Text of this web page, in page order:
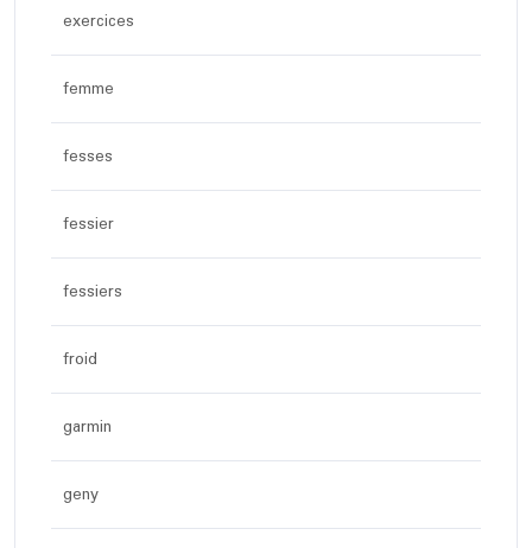
exercices
femme
fesses
fessier
fessiers
froid
garmin
geny